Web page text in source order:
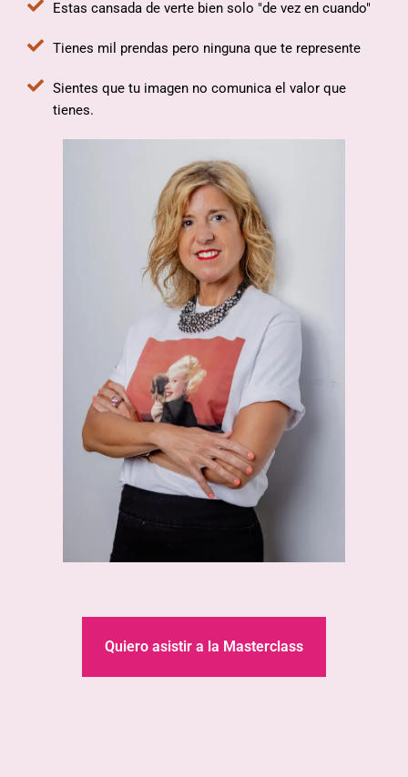
Estas cansada de verte bien solo "de vez en cuando"
Tienes mil prendas pero ninguna que te represente
Sientes que tu imagen no comunica el valor que
tienes.
Quiero asistir a la Masterclass